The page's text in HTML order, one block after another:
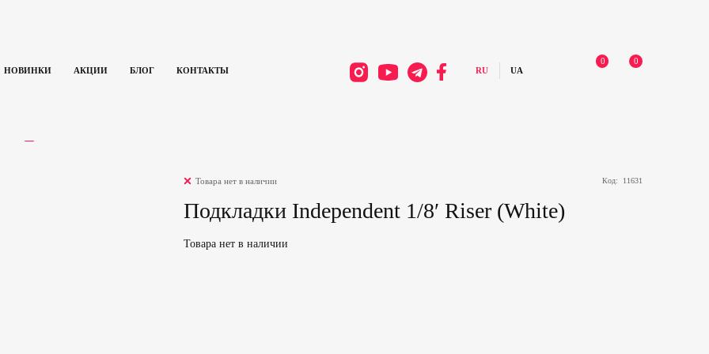
НОВИНКИ АКЦИИ БЛОГ КОНТАКТЫ
0 0
Товара нет в наличии Код: 11631
Подкладки Independent 1/8′ Riser (White)
Товара нет в наличии